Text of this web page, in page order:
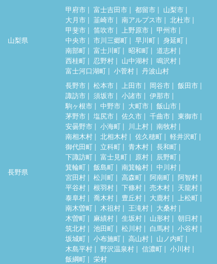
山梨県
甲府市 富士吉田市 都留市
山梨市
大月市
韮崎市 南アルプス市
北杜市
甲斐市
笛吹市 上野原市
甲州市
中央市
市川三郷町 早川町
身延町
南部町
富士川町 昭和町
道志村
西桂町
忍野村 山中湖村
鳴沢村
富士河口湖町
小菅村 丹波山村
長野県
長野市 松本市 上田市 岡谷市
飯田市
諏訪市
須坂市 小諸市
伊那市
駒ヶ根市
中野市 大町市
飯山市
茅野市
塩尻市 佐久市 千曲市
東御市
安曇野市
小海町 川上村
南牧村
南相木村
北相木村 佐久穂町
軽井沢町
御代田町
立科町 青木村
長和町
下諏訪町
富士見町 原村
辰野町
箕輪町
飯島町 南箕輪村
中川村
宮田村
松川町 高森町 阿南町
阿智村
平谷村
根羽村 下條村 売木村
天龍村
泰阜村
喬木村 豊丘村 大鹿村
上松町
南木曽町
木祖村 王滝村
大桑村
木曽町
麻績村 生坂村 山形村
朝日村
筑北村
池田町 松川村 白馬村
小谷村
坂城町
小布施町 高山村
山ノ内町
木島平村
野沢温泉村 信濃町
小川村
飯綱町
栄村